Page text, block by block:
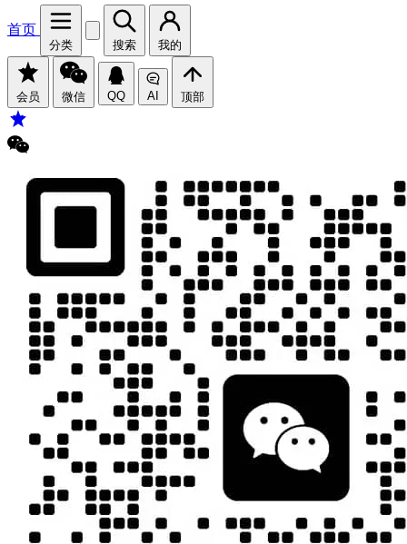
首页
分类 搜索 我的
会员 微信 QQ AI 顶部